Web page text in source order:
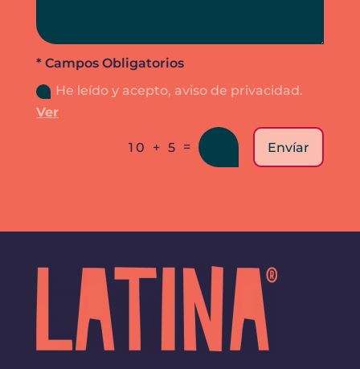
* Campos Obligatorios
He leído y acepto, aviso de privacidad.
Ver
10 + 5 = Envíar